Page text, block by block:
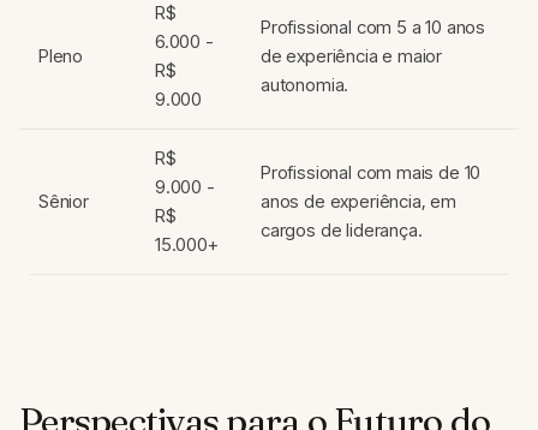
Pleno
R$
6.000 -
R$
9.000
Profissional com 5 a 10 anos
de experiência e maior
autonomia.
Sênior
R$
9.000 -
R$
15.000+
Profissional com mais de 10
anos de experiência, em
cargos de liderança.